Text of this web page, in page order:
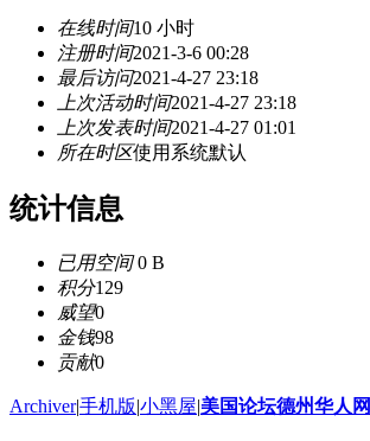
在线时间10 小时
注册时间2021-3-6 00:28
最后访问2021-4-27 23:18
上次活动时间2021-4-27 23:18
上次发表时间2021-4-27 01:01
所在时区使用系统默认
统计信息
已用空间0 B
积分129
威望0
金钱98
贡献0
Archiver|手机版|小黑屋|美国论坛德州华人网